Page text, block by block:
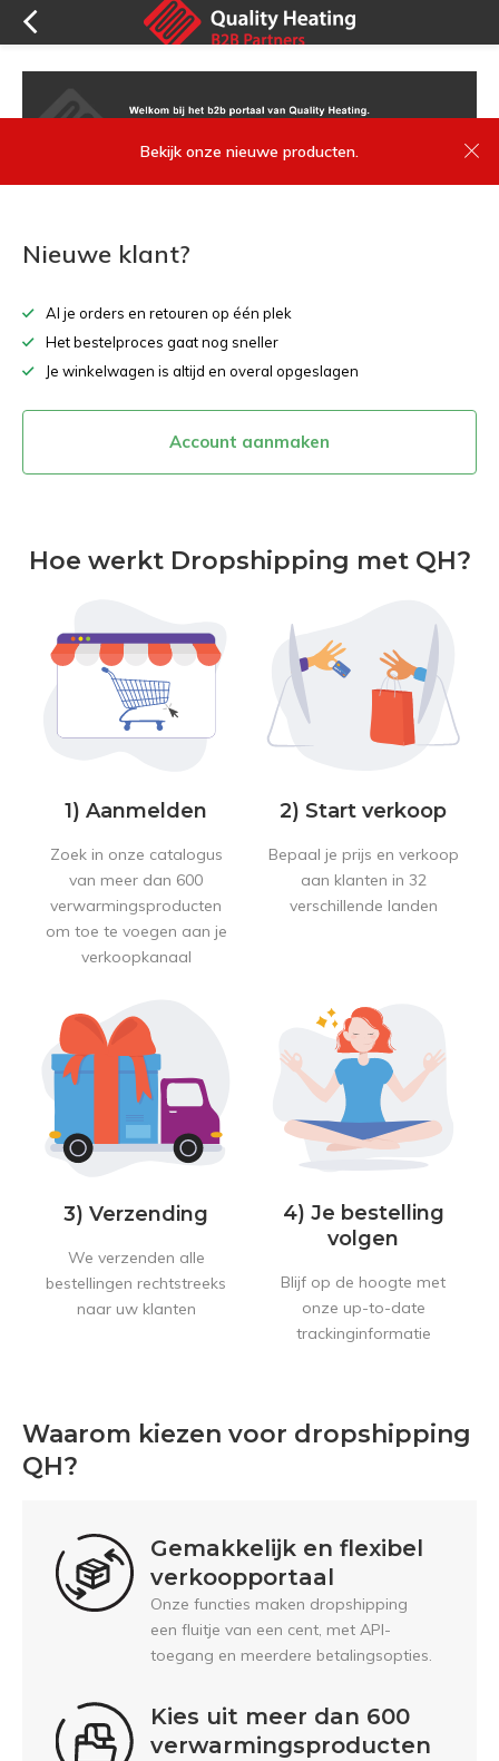
Bekijk onze nieuwe producten.
Nieuwe klant?
Al je orders en retouren op één plek
Het bestelproces gaat nog sneller
Je winkelwagen is altijd en overal opgeslagen
Account aanmaken
Hoe werkt Dropshipping met QH?
1) Aanmelden
Zoek in onze catalogus
van meer dan 600
verwarmingsproducten
om toe te voegen aan je
verkoopkanaal
2) Start verkoop
Bepaal je prijs en verkoop
aan klanten in 32
verschillende landen
3) Verzending
We verzenden alle
bestellingen rechtstreeks
naar uw klanten
4) Je bestelling
volgen
Blijf op de hoogte met
onze up-to-date
trackinginformatie
Waarom kiezen voor dropshipping
QH?
Gemakkelijk en flexibel
verkoopportaal
Onze functies maken dropshipping
een fluitje van een cent, met API-
toegang en meerdere betalingsopties.
Kies uit meer dan 600
verwarmingsproducten